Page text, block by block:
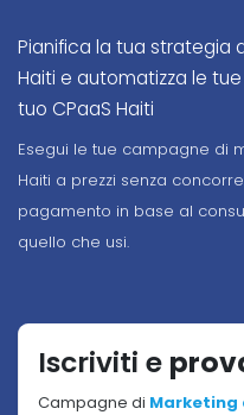
Pianifica la tua strategia
Haiti e automatizza le
tuo CPaaS Haiti
Esegui le tue campagne di
Haiti a prezzi senza
pagamento in base al
quello che usi.
Iscriviti e
Campagne di